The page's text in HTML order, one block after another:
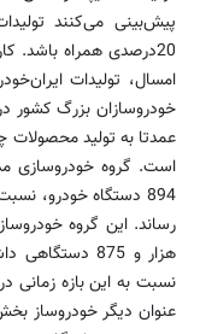
پیش‌بینی می‌كنند
20درصدی همراه باشد.
امسال، تولیدات
خودروسازان بزرگ
عمدتا به تولید محصولات
نسبت به این بازه زمانی